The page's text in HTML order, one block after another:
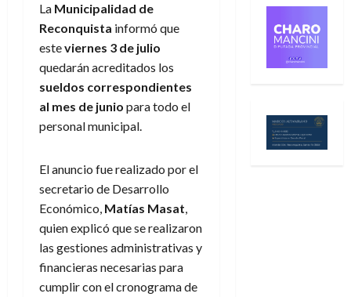
La Municipalidad de
Reconquista informó que
esteviernes 3 de julio
quedarán acreditados los
sueldos correspondientes
al mes de junio para todo el
personal municipal.
El anuncio fue realizado por el
secretario de Desarrollo
Económico, Matías Masat,
quien explicó que se realizaron
las gestiones administrativas y
financieras necesarias para
cumplir con el cronograma de